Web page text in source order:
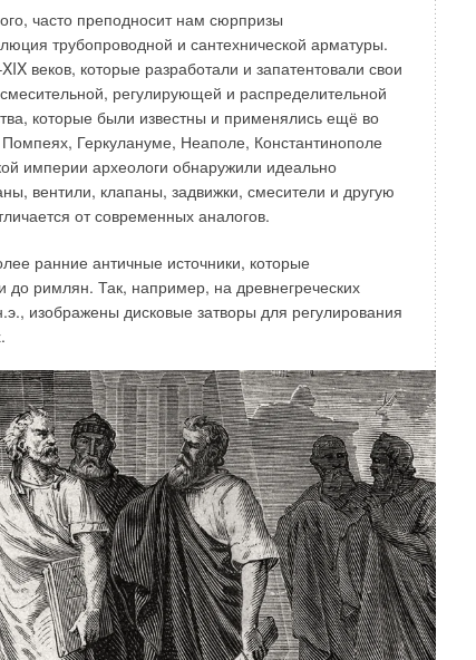
часто преподносит нам сюрпризы
трубопроводной и сантехнической арматуры.
веков, которые разработали и запатентовали свои
регулирующей и распределительной
которые были известны и применялись ещё во
Геркулануме, Неаполе, Константинополе
империи археологи обнаружили идеально
вентили, клапаны, задвижки, смесители и другую
от современных аналогов.
ранние античные источники, которые
до римлян. Так, например, на древнегреческих
изображены дисковые затворы для регулирования
Комментарий полезен?
ДА
1из1пользователей считают этот комментарий полезным